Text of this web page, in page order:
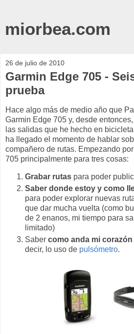
miorbea.com
26 de julio de 2010
Garmin Edge 705 -
prueba
Hace algo más de medio año que
Garmin Edge 705 y, desde
las salidas que he hecho en
ha llegado el momento de hablar
compañero de rutas. Empezando
705 principalmente para tres cosas:
Grabar rutas para poder
Saber donde estoy y como
para poder explorar nuevas
que dar mucha vuelta (como
de 2 enanos, mi tiempo para
limitado)
Saber como anda mi corazón
decir, lo uso de pulsómetro.